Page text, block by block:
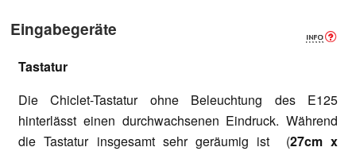
Eingabegeräte
Tastatur
Die Chiclet-Tastatur ohne Beleuchtung des E125
hinterlässt einen durchwachsenen Eindruck. Während
die Tastatur insgesamt sehr geräumig ist (27cm x